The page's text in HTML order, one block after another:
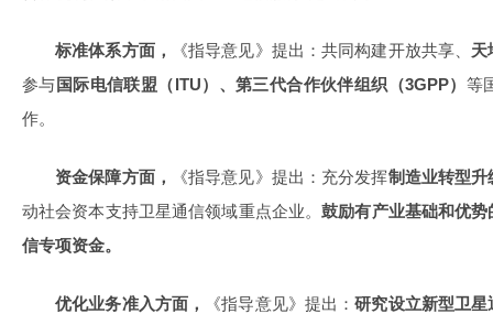
标准体系方面， 《指导意见》提出：共同构建开放共享、 天
参与国际电信联盟（ITU）、第三代合作伙伴组织（3GPP） 等
作。
资金保障方面， 《指导意见》提出：充分发挥制造业转型
动社会资本支持卫星通信领域重点企业。鼓励有产业基础和优
信专项资金。
优化业务准入方面， 《指导意见》提出：研究设立新型卫